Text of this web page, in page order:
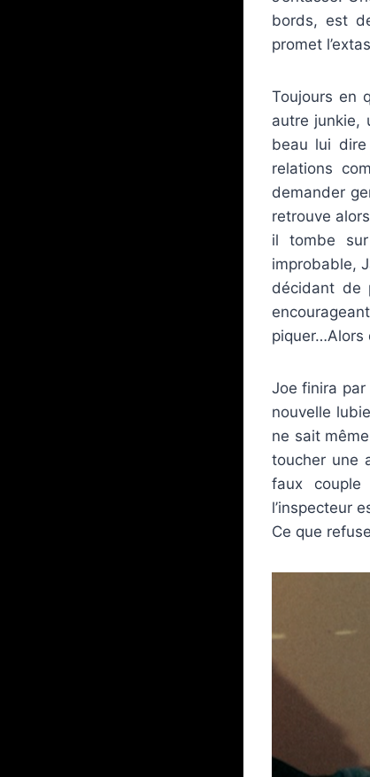
bords, est
promet
Toujours en
autre junkie,
beau lui dire
relations
demander
retrouve
il tombe
improbable,
décidant de
piquer…Alors
Joe finira par
nouvelle
ne sait
toucher une
faux couple
l’inspecteur
Ce que